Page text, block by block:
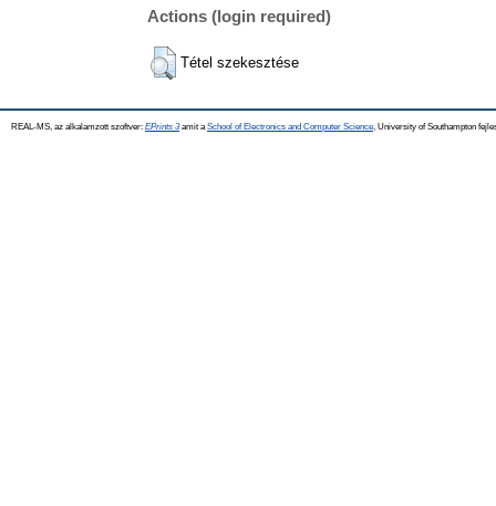
Actions (login required)
Tétel szekesztése
REAL-MS, az alkalamzott szoftver: EPrints 3amit a School of Electronics and Computer Science , University of Southampton